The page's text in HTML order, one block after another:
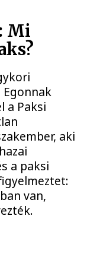
Mi
Egonnak
a Paksi
aki
a paksi
van,